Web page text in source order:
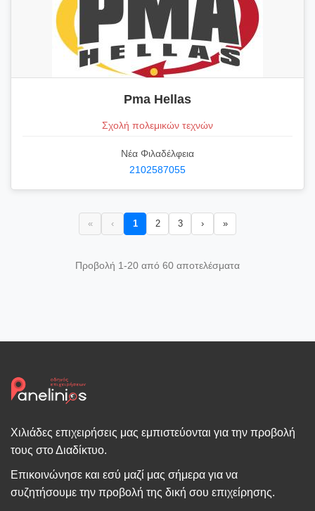
Pma Hellas
Σχολή πολεμικών τεχνών
Νέα Φιλαδέλφεια
2102587055
« ‹ 1 2 3 › »
Προβολή 1-20 από 60 αποτελέσματα
Χιλιάδες επιχειρήσεις μας εμπιστεύονται για την προβολή
τους στο Διαδίκτυο.
Επικοινώνησε και εσύ μαζί μας σήμερα για να
συζητήσουμε την προβολή της δική σου επιχείρησης.